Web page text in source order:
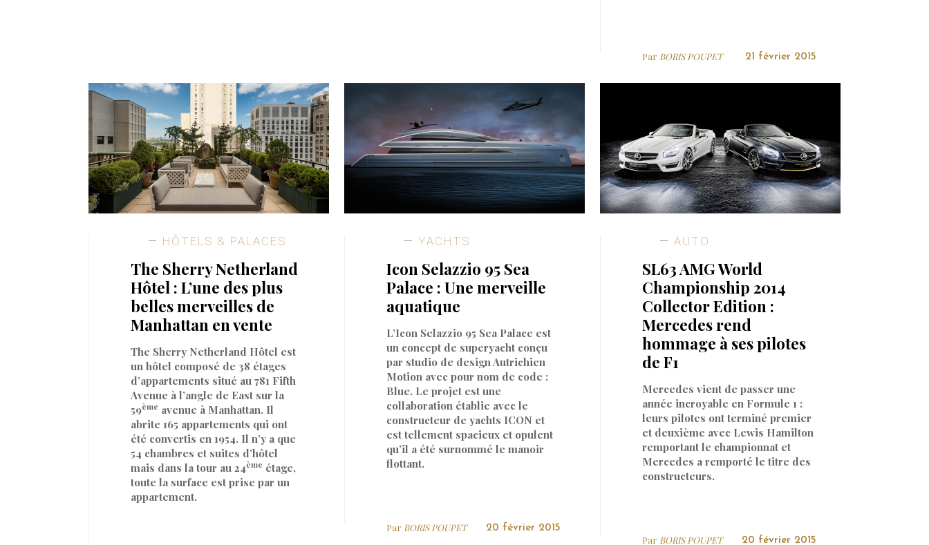
Par BORIS POUPET 21 février 2015
HÔTELS & PALACES
The Sherry Netherland
Hôtel : L’une des plus
belles merveilles de
Manhattan en vente
The Sherry Netherland Hôtel est
un hôtel composé de 38 étages
d’appartements situé au 781 Fifth
Avenue à l’angle de East sur la
59ème avenue à Manhattan. Il
abrite 165 appartements qui ont
été convertis en 1954. Il n’y a que
54 chambres et suites d’hôtel
mais dans la tour au 24ème étage,
toute la surface est prise par un
appartement.
YACHTS
Icon Selazzio 95 Sea
Palace : Une merveille
aquatique
L’Icon Selazzio 95 Sea Palace est
un concept de superyacht conçu
par studio de design Autrichien
Motion avec pour nom de code :
Blue. Le projet est une
collaboration établie avec le
constructeur de yachts ICON et
est tellement spacieux et opulent
qu’il a été surnommé le manoir
flottant.
Par BORIS POUPET 20 février 2015
AUTO
SL63 AMG World
Championship 2014
Collector Edition :
Mercedes rend
hommage à ses pilotes
de F1
Mercedes vient de passer une
année incroyable en Formule 1 :
leurs pilotes ont terminé premier
et deuxième avec Lewis Hamilton
remportant le championnat et
Mercedes a remporté le titre des
constructeurs.
Par BORIS POUPET 20 février 2015